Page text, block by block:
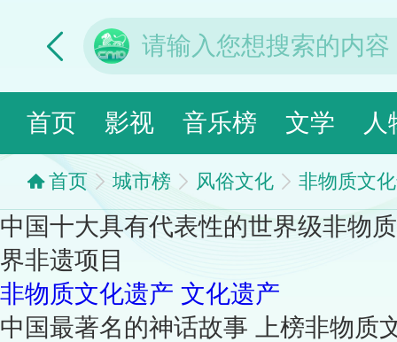
首页 影视 音乐榜 文学 人
首页 城市榜 风俗文化 非物质文
中国十大具有代表性的世界级非物
界非遗项目
非物质文化遗产 文化遗产
中国最著名的神话故事 上榜非物质